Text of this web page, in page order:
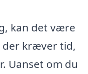
kan det være
der kræver tid,
Uanset om du